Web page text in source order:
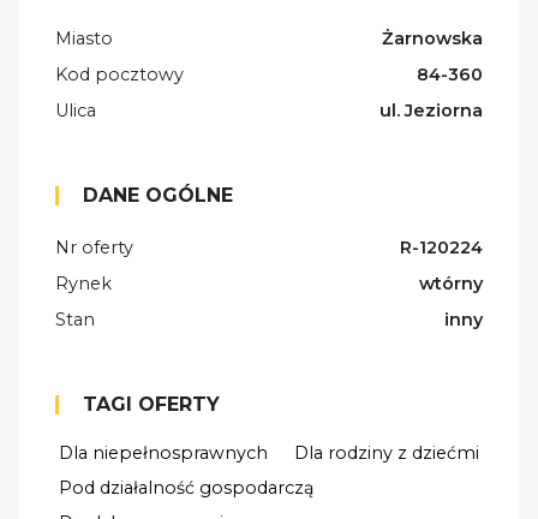
Miasto
Żarnowska
Kod pocztowy
84-360
Ulica
ul. Jeziorna
DANE OGÓLNE
Nr oferty
R-120224
Rynek
wtórny
Stan
inny
TAGI OFERTY
Dla niepełnosprawnych
Dla rodziny z dziećmi
Pod działalność gospodarczą